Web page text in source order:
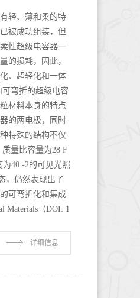
轻、薄和柔的特
被成功组装，但
性超级电容器一
的损耗，因此，
、超轻化和一体
弯折的超级电容
材料本身的特点
的两电极，同时
特殊的结构不仅
量比容量为28 F
40 -2的可见光照
，仍然表现出了
可弯折化和集成
Materials（DOI: 1
详细信息